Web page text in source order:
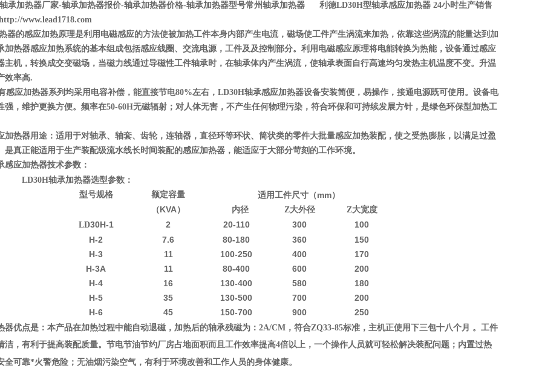
轴承加热器厂家-轴承加热器报价-轴承加热器价格-轴承加热器型号常州轴承加热器 利德LD30H型轴承感应加热器 24小时生产销售
www.lead1718.com
器的感应加热原理是利用电磁感应的方法使被加热工件本身内部产生电流，磁场使工件产生涡流来加热，依靠这些涡流的能量达到加
加热器感应加热系统的基本组成包括感应线圈、交流电源，工件及及控制部分。利用电磁感应原理将电能转换为热能，设备通过感应
主机，转换成交变磁场，当磁力线通过导磁性工件轴承时，在轴承体内产生涡流，使轴承表面自行高速均匀发热主机温度不变。升温
效率高.
感应加热器系列均采用电容补偿，能直接节电80%左右 ， LD30H轴承感应加热器设备安装简便，易操作，接通电源既可使用。设备电
强，维护更换方便。频率在50-60H无磁辐射；对人体无害，不产生任何物理污染，符合环保和可持续发展方针，是绿色环保型加热工
加热器用途：适用于对轴承、轴套、齿轮，连轴器，直径环等环状、筒状类的零件大批量感应加热装配，使之受热膨胀，以满足过盈
是真正能适用于生产装配级流水线长时间装配的感应加热器，能适应于大部分苛刻的工作环境。
感应加热器技术参数：
LD30H轴承加热器选型参数：
型号规格
额定容量
（KVA）
适用工件尺寸（mm）
内径 Z大外径
Z大宽度
LD30H-1 2 20-110 300
100
H-2
7.6 80-180 360
150
H-3
11 100-250 400
170
H-3A
11 80-400 600
200
H-4
16 130-400 580
180
H-5
35 130-500 700
200
H-6
45 150-700 900 250
器优点是：本产品在加热过程中能自动退磁，加热后的轴承残磁为： 2A/CM ，符合ZQ33-85标准，主机正使用下三包十八个月 。工件
洁，有利于提高装配质量。节电节油节约厂房占地面积而且工作效率提高4倍以上，一个操作人员就可轻松解决装配问题；内置过热
全可靠*火警危险；无油烟污染空气， 有利于环境改善和工作人员的身体健康。